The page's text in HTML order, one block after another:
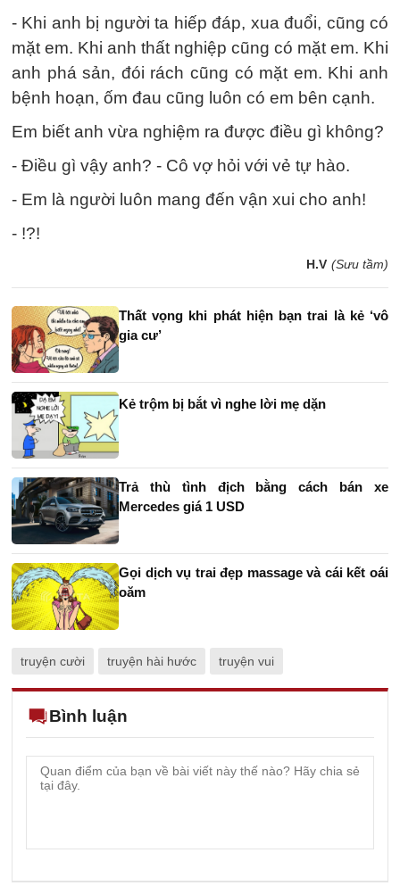
- Khi anh bị người ta hiếp đáp, xua đuổi, cũng có
mặt em. Khi anh thất nghiệp cũng có mặt em. Khi
anh phá sản, đói rách cũng có mặt em. Khi anh
bệnh hoạn, ốm đau cũng luôn có em bên cạnh.
Em biết anh vừa nghiệm ra được điều gì không?
- Ðiều gì vậy anh? - Cô vợ hỏi với vẻ tự hào.
- Em là người luôn mang đến vận xui cho anh!
- !?!
H.V (Sưu tầm)
Thất vọng khi phát hiện bạn trai là kẻ ‘vô
gia cư’
Kẻ trộm bị bắt vì nghe lời mẹ dặn
Trả thù tình địch bằng cách bán xe
Mercedes giá 1 USD
Gọi dịch vụ trai đẹp massage và cái kết oái
oăm
truyện cười truyện hài hước truyện vui
Bình luận